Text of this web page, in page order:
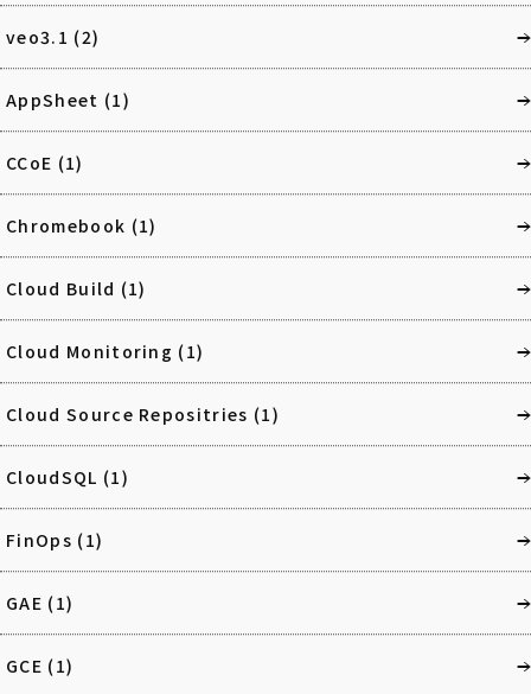
veo3.1 (2)
AppSheet (1)
CCoE (1)
Chromebook (1)
Cloud Build (1)
Cloud Monitoring (1)
Cloud Source Repositries (1)
CloudSQL (1)
FinOps (1)
GAE (1)
GCE (1)